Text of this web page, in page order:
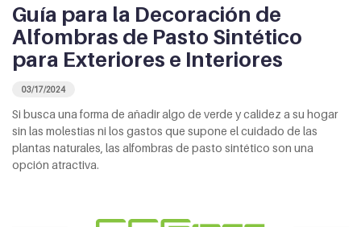
Guía para la Decoración de
Alfombras de Pasto Sintético
para Exteriores e Interiores
03/17/2024
Si busca una forma de añadir algo de verde y calidez a su hogar
sin las molestias ni los gastos que supone el cuidado de las
plantas naturales, las alfombras de pasto sintético son una
opción atractiva.